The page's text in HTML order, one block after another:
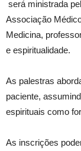
será ministrada
Associação
Medicina,
e espiritualidade.
As palestras
paciente,
espirituais como
As inscrições